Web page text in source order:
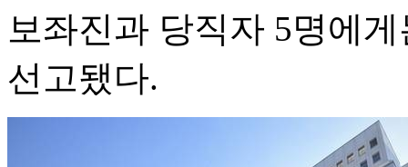
보좌진과 당직자 5명에
선고됐다.